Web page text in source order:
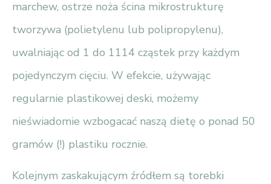
marchew, ostrze noża ścina mikrostrukturę
tworzywa (polietylenu lub polipropylenu),
uwalniając od 1 do 1114 cząstek przy każdym
pojedynczym cięciu. W efekcie, używając
regularnie plastikowej deski, możemy
nieświadomie wzbogacać naszą dietę o ponad 50
gramów (!) plastiku rocznie.
Kolejnym zaskakującym źródłem są torebki